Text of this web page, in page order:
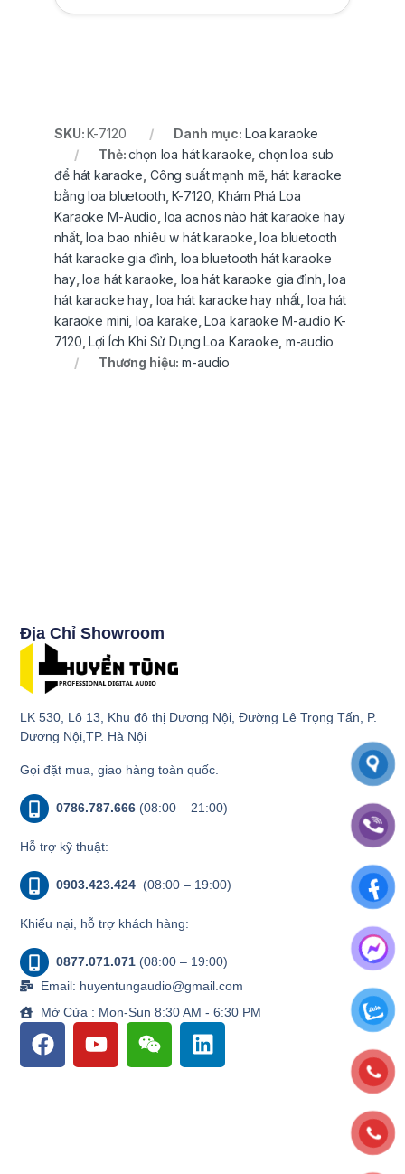
SKU:K-7120 Danh mục: Loa karaoke
Thẻ:chọn loa hát karaoke ,chọn loa sub
để hát karaoke Công suất mạnh mẽ,hát karaoke
bằng loa bluetooth ,K-7120 ,Khám Phá Loa
Karaoke M-Audio loa acnos nào hát karaoke hay
nhất,loa bao nhiêu w hát karaoke ,loa bluetooth
hát karaoke gia đình ,loa bluetooth hát karaoke
hay,loa hát karaoke ,loa hát karaoke gia đình ,loa
hát karaoke hay, loa hát karaoke hay nhất ,loa hát
karaoke mini ,loa karake ,Loa karaoke M-audio K-
7120 ,Lợi Ích Khi Sử Dụng Loa Karaoke m-audio
Thương hiệu:m-audio
Địa Chỉ Showroom
LK 530, Lô 13, Khu đô thị Dương Nội, Đường Lê Trọng Tấn, P.
Dương Nội,TP. Hà Nội
Gọi đặt mua, giao hàng toàn quốc.
0786.787.666 (08:00 – 21:00)
Hỗ trợ kỹ thuật:
0903.423.424 (08:00 – 19:00)
Khiếu nại, hỗ trợ khách hàng:
0877.071.071 (08:00 – 19:00)
Email: huyentungaudio@gmail.com
Mở Cửa : Mon-Sun 8:30 AM - 6:30 PM